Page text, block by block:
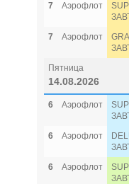
7
Аэрофлот
7
Аэрофлот
Пятница
14.08.2026
6 Аэрофлот
6
Аэрофлот
6
Аэрофлот